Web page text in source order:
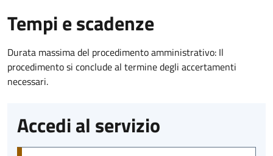
Tempi e scadenze
Durata massima del procedimento amministrativo: Il
procedimento si conclude al termine degli accertamenti
necessari.
Accedi al servizio